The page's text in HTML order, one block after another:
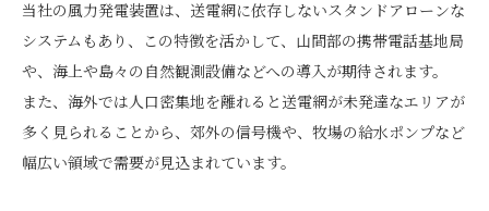
当社の風力発電装置は、送電網に依存しないスタンドアローンな
システムもあり、
この特徴を活かして、山間部の携帯電話基地局
や、海上や島々の自然観測設備などへの導入が期待されます。
また、海外では人口密集地を離れると送電網が未発達なエリアが
多く見られることから、郊外の信号機や、 牧場の給水ポンプなど
幅広い領域で需要が見込まれています。